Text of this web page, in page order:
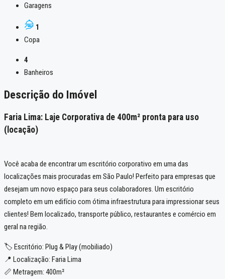
Garagens
1
Copa
4
Banheiros
Descrição do Imóvel
Faria Lima: Laje Corporativa de 400m² pronta para uso
(locação)
Você acaba de encontrar um escritório corporativo em uma das
localizações mais procuradas em São Paulo! Perfeito para empresas que
desejam um novo espaço para seus colaboradores. Um escritório
completo em um edifício com ótima infraestrutura para impressionar seus
clientes! Bem localizado, transporte público, restaurantes e comércio em
geral na região.
🏷️ Escritório: Plug & Play (mobiliado)
📍 Localização: Faria Lima
📏 Metragem: 400m²